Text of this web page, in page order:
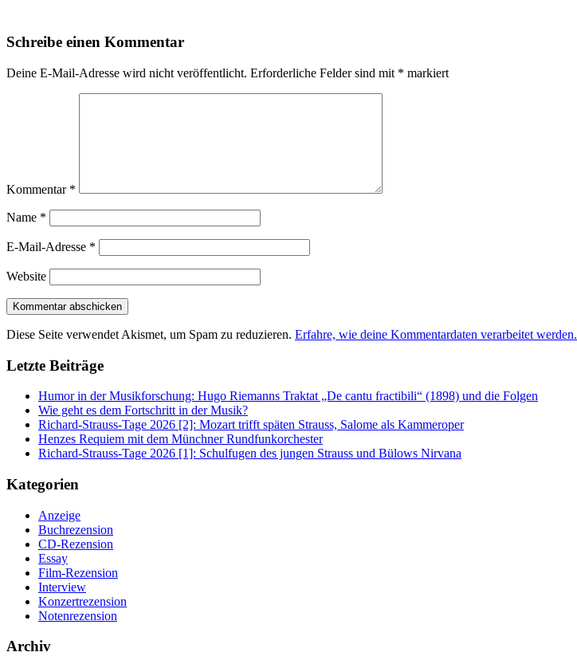
Schreibe einen Kommentar
Deine E-Mail-Adresse wird nicht veröffentlicht. Erforderliche Felder sind mit * markiert
Kommentar *
Name *
E-Mail-Adresse *
Website
Diese Seite verwendet Akismet, um Spam zu reduzieren. Erfahre, wie deine Kommentardaten verarbeitet werden.
Letzte Beiträge
Humor in der Musikforschung: Hugo Riemanns Traktat „De cantu fractibili“ (1898) und die Folgen
Wie geht es dem Fortschritt in der Musik?
Richard-Strauss-Tage 2026 [2]: Mozart trifft späten Strauss, Salome als Kammeroper
Henzes Requiem mit dem Münchner Rundfunkorchester
Richard-Strauss-Tage 2026 [1]: Schulfugen des jungen Strauss und Bülows Nirvana
Kategorien
Anzeige
Buchrezension
CD-Rezension
Essay
Film-Rezension
Interview
Konzertrezension
Notenrezension
Archiv